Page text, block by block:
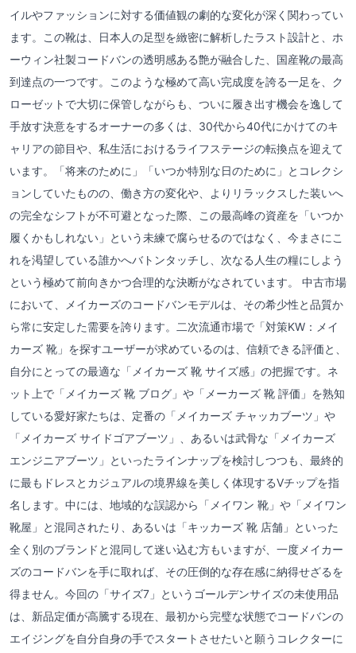
イルやファッションに対する価値観の劇的な変化が深く関わってい
ます。この靴は、日本人の足型を緻密に解析したラスト設計と、ホ
ーウィン社製コードバンの透明感ある艶が融合した、国産靴の最高
到達点の一つです。このような極めて高い完成度を誇る一足を、ク
ローゼットで大切に保管しながらも、ついに履き出す機会を逸して
手放す決意をするオーナーの多くは、30代から40代にかけてのキ
ャリアの節目や、私生活におけるライフステージの転換点を迎えて
います。「将来のために」「いつか特別な日のために」とコレクシ
ョンしていたものの、働き方の変化や、よりリラックスした装いへ
の完全なシフトが不可避となった際、この最高峰の資産を「いつか
履くかもしれない」という未練で腐らせるのではなく、今まさにこ
れを渇望している誰かへバトンタッチし、次なる人生の糧にしよう
という極めて前向きかつ合理的な決断がなされています。 中古市場
において、メイカーズのコードバンモデルは、その希少性と品質か
ら常に安定した需要を誇ります。二次流通市場で「対策KW：メイ
カーズ 靴」を探すユーザーが求めているのは、信頼できる評価と、
自分にとっての最適な「メイカーズ 靴 サイズ感」の把握です。ネ
ット上で「メイカーズ 靴 ブログ」や「メーカーズ 靴 評価」を熟知
している愛好家たちは、定番の「メイカーズ チャッカブーツ」や
「メイカーズ サイドゴアブーツ」、あるいは武骨な「メイカーズ
エンジニアブーツ」といったラインナップを検討しつつも、最終的
に最もドレスとカジュアルの境界線を美しく体現するVチップを指
名します。中には、地域的な誤認から「メイワン 靴」や「メイワン
靴屋」と混同されたり、あるいは「キッカーズ 靴 店舗」といった
全く別のブランドと混同して迷い込む方もいますが、一度メイカー
ズのコードバンを手に取れば、その圧倒的な存在感に納得せざるを
得ません。今回の「サイズ7」というゴールデンサイズの未使用品
は、新品定価が高騰する現在、最初から完璧な状態でコードバンの
エイジングを自分自身の手でスタートさせたいと願うコレクターに